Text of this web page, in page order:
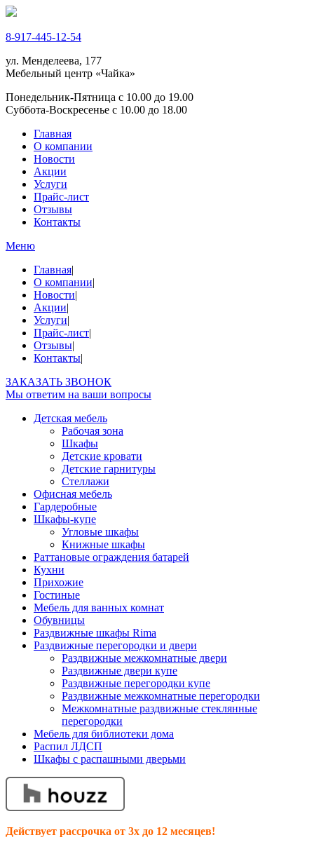
8-917-445-12-54
ул. Менделеева, 177
Мебельный центр «Чайка»
Понедельник-Пятница с 10.00 до 19.00
Суббота-Воскресенье с 10.00 до 18.00
Главная
О компании
Новости
Акции
Услуги
Прайс-лист
Отзывы
Контакты
Меню
Главная|
О компании|
Новости|
Акции|
Услуги|
Прайс-лист|
Отзывы|
Контакты|
ЗАКАЗАТЬ ЗВОНОК
Мы ответим на ваши вопросы
Детская мебель
Рабочая зона
Шкафы
Детские кровати
Детские гарнитуры
Стеллажи
Офисная мебель
Гардеробные
Шкафы-купе
Угловые шкафы
Книжные шкафы
Раттановые ограждения батарей
Кухни
Прихожие
Гостиные
Мебель для ванных комнат
Обувницы
Раздвижные шкафы Rima
Раздвижные перегородки и двери
Раздвижные межкомнатные двери
Раздвижные двери купе
Раздвижные перегородки купе
Раздвижные межкомнатные перегородки
Межкомнатные раздвижные стеклянные
перегородки
Мебель для библиотеки дома
Распил ЛДСП
Шкафы с распашными дверьми
Действует рассрочка от 3х до 12 месяцев!